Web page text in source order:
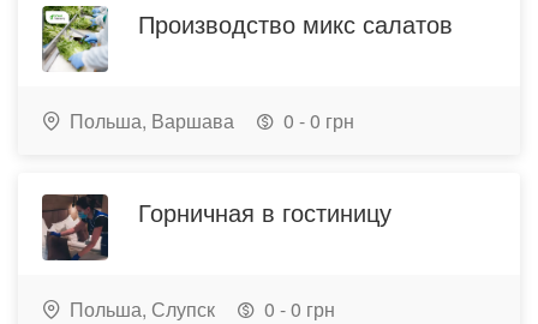
Производство микс салатов
Польша, Варшава 0 - 0 грн
Горничная в гостиницу
Польша, Слупск 0 - 0 грн